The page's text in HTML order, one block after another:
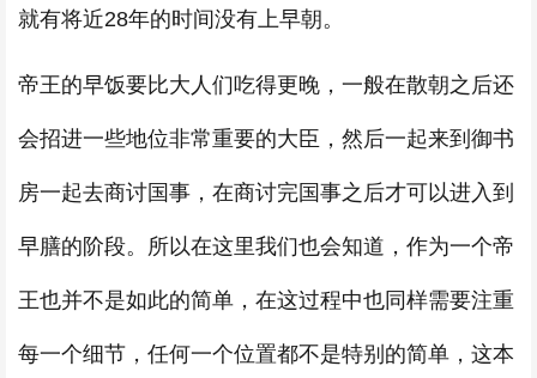
就有将近28年的时间没有上早朝。
帝王的早饭要比大人们吃得更晚，一般在散朝之后还
会招进一些地位非常重要的大臣，然后一起来到御书
房一起去商讨国事，在商讨完国事之后才可以进入到
早膳的阶段。所以在这里我们也会知道，作为一个帝
王也并不是如此的简单，在这过程中也同样需要注重
每一个细节，任何一个位置都不是特别的简单，这本